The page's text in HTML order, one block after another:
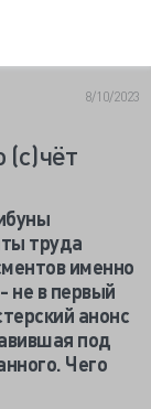
8/10/2023
труда
именно
не в первый
анонс
под
Чего